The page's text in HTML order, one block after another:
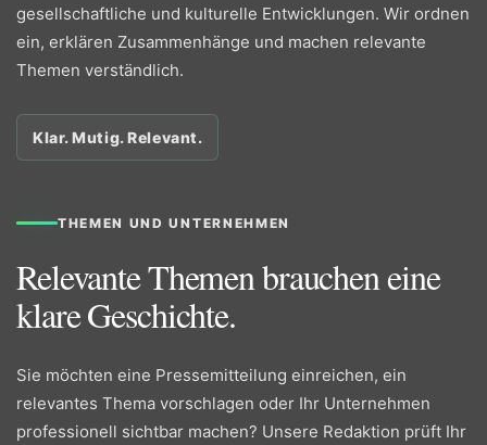
gesellschaftliche und kulturelle Entwicklungen. Wir ordnen
ein, erklären Zusammenhänge und machen relevante
Themen verständlich.
Klar. Mutig. Relevant.
THEMEN UND UNTERNEHMEN
Relevante Themen brauchen eine
klare Geschichte.
Sie möchten eine Pressemitteilung einreichen, ein
relevantes Thema vorschlagen oder Ihr Unternehmen
professionell sichtbar machen? Unsere Redaktion prüft Ihr